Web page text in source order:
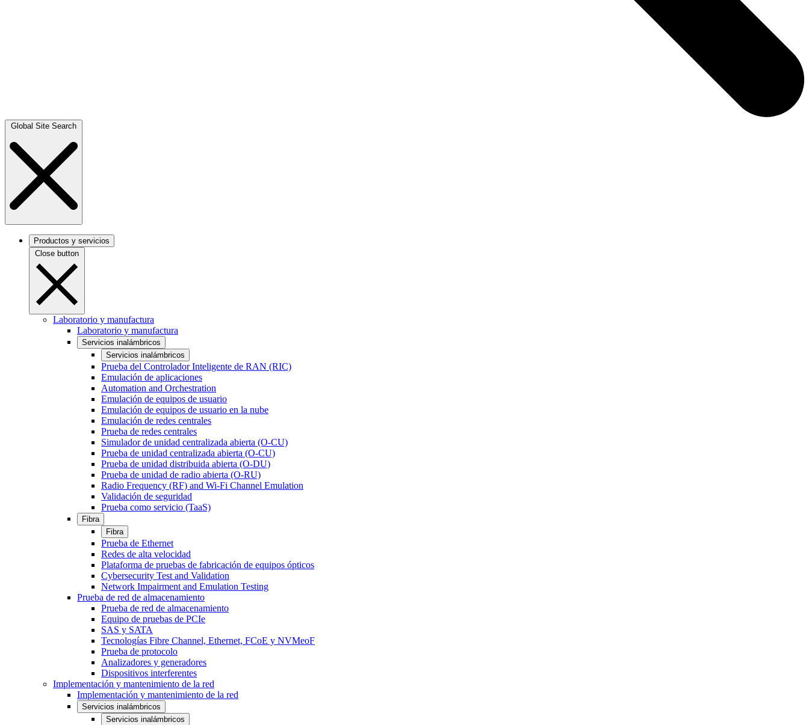
Global Site Search
Productos y servicios
Close button
Laboratorio y manufactura
Laboratorio y manufactura
Servicios inalámbricos
Servicios inalámbricos
Prueba del Controlador Inteligente de RAN (RIC)
Emulación de aplicaciones
Automation and Orchestration
Emulación de equipos de usuario
Emulación de equipos de usuario en la nube
Emulación de redes centrales
Prueba de redes centrales
Simulador de unidad centralizada abierta (O-CU)
Prueba de unidad centralizada abierta (O-CU)
Prueba de unidad distribuida abierta (O-DU)
Prueba de unidad de radio abierta (O-RU)
Radio Frequency (RF) and Wi-Fi Channel Emulation
Validación de seguridad
Prueba como servicio (TaaS)
Fibra
Fibra
Prueba de Ethernet
Redes de alta velocidad
Plataforma de pruebas de fabricación de equipos ópticos
Cybersecurity Test and Validation
Network Impairment and Emulation Testing
Prueba de red de almacenamiento
Prueba de red de almacenamiento
Equipo de pruebas de PCIe
SAS y SATA
Tecnologías Fibre Channel, Ethernet, FCoE y NVMeoF
Prueba de protocolo
Analizadores y generadores
Dispositivos interferentes
Implementación y mantenimiento de la red
Implementación y mantenimiento de la red
Servicios inalámbricos
Servicios inalámbricos